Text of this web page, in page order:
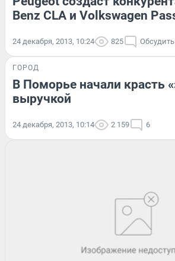
Benz CLA и Volkswagen
24 декабря, 2013, 10:24 825 Обсудить
ГОРОД
В Поморье начали красть
выручкой
24 декабря, 2013, 10:14 2 159 6